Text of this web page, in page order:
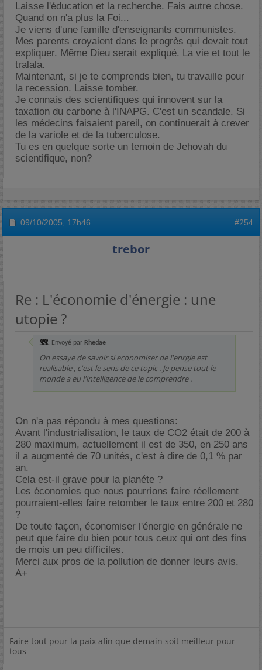
Laisse l'éducation et la recherche. Fais autre chose.
Quand on n'a plus la Foi...
Je viens d'une famille d'enseignants communistes.
Mes parents croyaient dans le progrès qui devait tout
expliquer. Même Dieu serait expliqué. La vie et tout le
tralala.
Maintenant, si je te comprends bien, tu travaille pour
la recession. Laisse tomber.
Je connais des scientifiques qui innovent sur la
taxation du carbone à l'INAPG. C'est un scandale. Si
les médecins faisaient pareil, on continuerait à crever
de la variole et de la tuberculose.
Tu es en quelque sorte un temoin de Jehovah du
scientifique, non?
09/10/2005, 17h46 #254
trebor
Re : L'économie d'énergie : une
utopie ?
Envoyé par Rhedae
On essaye de savoir si economiser de l'enrgie est
realisable , c'est le sens de ce topic . Je pense tout le
monde a eu l'intelligence de le comprendre .
On n'a pas répondu à mes questions:
Avant l'industrialisation, le taux de CO2 était de 200 à
280 maximum, actuellement il est de 350, en 250 ans
il a augmenté de 70 unités, c'est à dire de 0,1 % par
an.
Cela est-il grave pour la planéte ?
Les économies que nous pourrions faire réellement
pourraient-elles faire retomber le taux entre 200 et 280
?
De toute façon, économiser l'énergie en générale ne
peut que faire du bien pour tous ceux qui ont des fins
de mois un peu difficiles.
Merci aux pros de la pollution de donner leurs avis.
A+
Faire tout pour la paix afin que demain soit meilleur pour
tous